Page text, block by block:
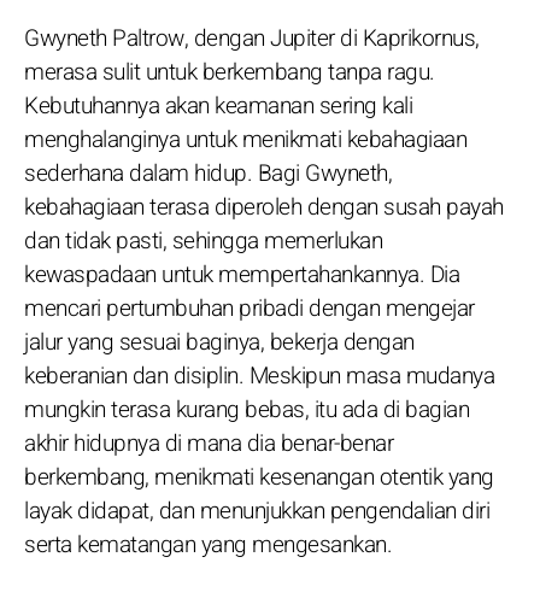
Gwyneth Paltrow, dengan Jupiter di Kaprikornus,
merasa sulit untuk berkembang tanpa ragu.
Kebutuhannya akan keamanan sering kali
menghalanginya untuk menikmati kebahagiaan
sederhana dalam hidup. Bagi Gwyneth,
kebahagiaan terasa diperoleh dengan susah payah
dan tidak pasti, sehingga memerlukan
kewaspadaan untuk mempertahankannya. Dia
mencari pertumbuhan pribadi dengan mengejar
jalur yang sesuai baginya, bekerja dengan
keberanian dan disiplin. Meskipun masa mudanya
mungkin terasa kurang bebas, itu ada di bagian
akhir hidupnya di mana dia benar-benar
berkembang, menikmati kesenangan otentik yang
layak didapat, dan menunjukkan pengendalian diri
serta kematangan yang mengesankan.